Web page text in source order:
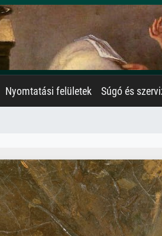
Nyomtatási felületek Súgó és